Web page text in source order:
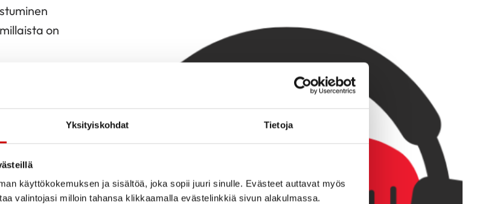
Yksityiskohdat Tietoja
käyttökokemuksen ja sisältöä, joka sopii juuri sinulle. Evästeet auttavat myös
valintojasi milloin tahansa klikkaamalla evästelinkkiä sivun alakulmassa.
on
ISLO:n
näyttäytyy